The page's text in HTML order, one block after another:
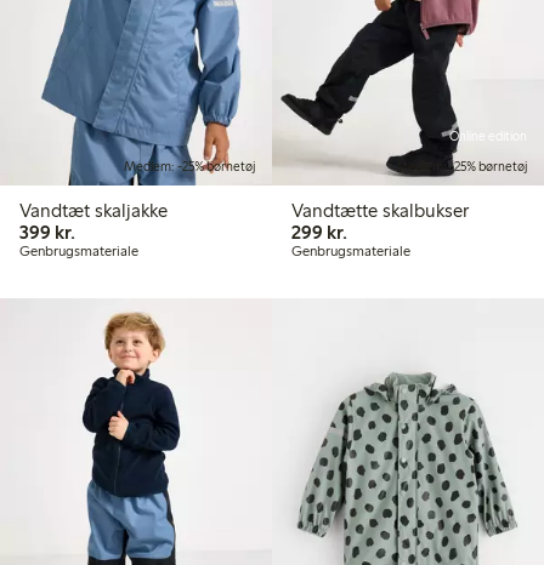
Medlem: -25% børnetøj
Vandtæt skaljakke
399 kr.
Genbrugsmateriale
Online edition
Medlem: -25% børnetøj
Vandtætte skalbukser
299 kr.299,00 kr.
Genbrugsmateriale